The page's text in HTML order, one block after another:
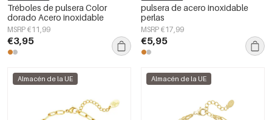
Tréboles de pulsera Color
dorado Acero inoxidable
MSRP €11,99
€3,95
pulsera de acero inoxidable
perlas
MSRP €17,99
€5,95
Almacén de la UE Almacén de la UE